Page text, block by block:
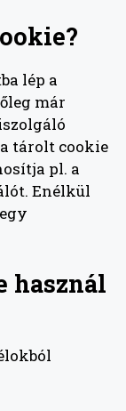
lép a
már
tárolt cookie
pl. a
Enélkül
használ